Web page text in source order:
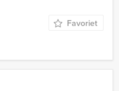
Favoriet